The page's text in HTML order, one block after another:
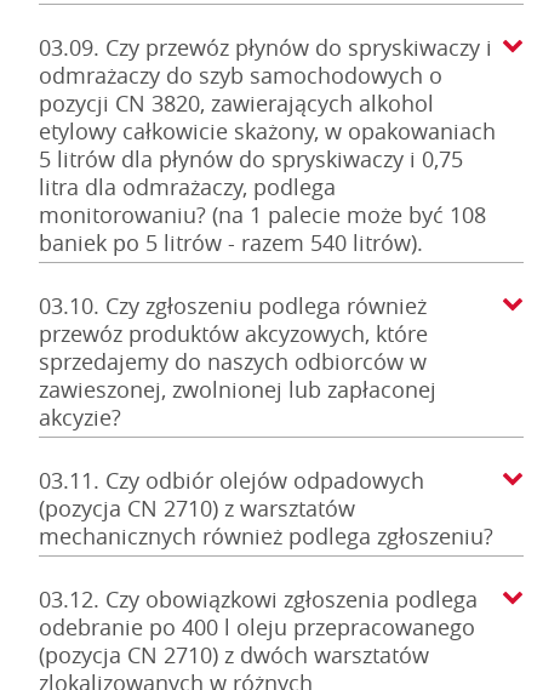
03.09. Czy przewóz płynów do spryskiwaczy i
odmrażaczy do szyb samochodowych o
pozycji CN 3820, zawierających alkohol
etylowy całkowicie skażony, w opakowaniach
5 litrów dla płynów do spryskiwaczy i 0,75
litra dla odmrażaczy, podlega
monitorowaniu? (na 1 palecie może być 108
baniek po 5 litrów - razem 540 litrów).
03.10. Czy zgłoszeniu podlega również
przewóz produktów akcyzowych, które
sprzedajemy do naszych odbiorców w
zawieszonej, zwolnionej lub zapłaconej
akcyzie?
03.11. Czy odbiór olejów odpadowych
(pozycja CN 2710) z warsztatów
mechanicznych również podlega zgłoszeniu?
03.12. Czy obowiązkowi zgłoszenia podlega
odebranie po 400 l oleju przepracowanego
(pozycja CN 2710) z dwóch warsztatów
zlokalizowanych w różnych